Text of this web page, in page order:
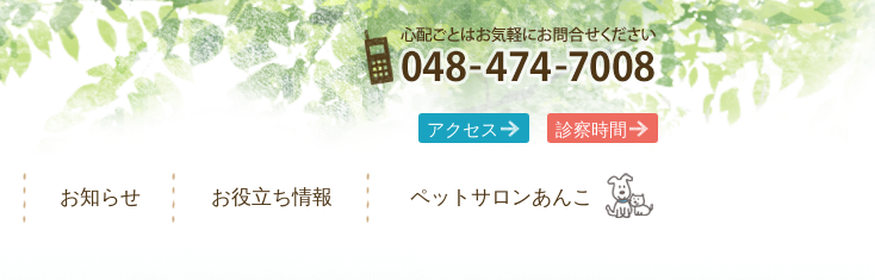
アクセス 診察時間
お知らせ お役立ち情報 ペットサロンあんこ